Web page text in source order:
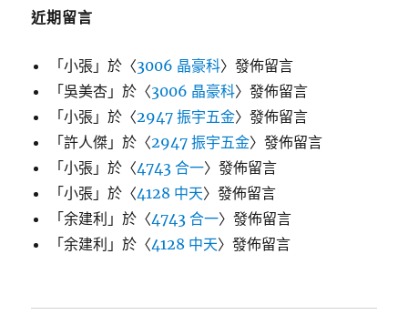
近期留言
「小張 」於〈3006 晶豪科〉發佈留言
「吳美杏 」於〈3006 晶豪科〉發佈留言
「小張 」於〈2947 振宇五金〉發佈留言
「許人傑 」於〈2947 振宇五金〉發佈留言
「小張 」於〈4743 合一〉發佈留言
「小張 」於〈4128 中天〉發佈留言
「余建利 」於〈4743 合一〉發佈留言
「余建利 」於〈4128 中天〉發佈留言